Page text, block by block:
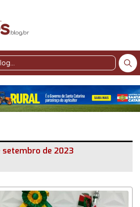
Pesquisar
Blog
setembro de 2023